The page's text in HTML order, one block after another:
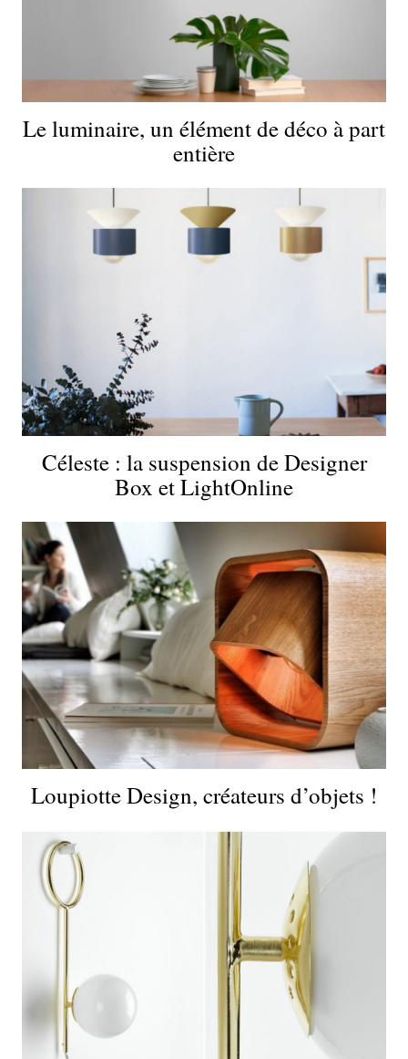
Le luminaire, un élément de déco à part
entière
Céleste : la suspension de Designer
Box et LightOnline
Loupiotte Design, créateurs d’objets !